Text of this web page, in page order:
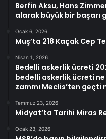
Berfin Aksu, Hans
alarak büyük bir başarı
Ocak 6, 2026
Muş’ta 218 Kaçak Cep
Nisan 1, 2026
Bedelli askerlik ücreti
bedelli askerlik ücreti
zammı Meclis’ten geçti
Temmuz 23, 2026
Midyat’ta Tarihi Miras
Ocak 23, 2026